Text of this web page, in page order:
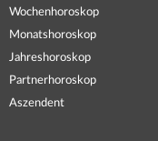
Wochenhoroskop
Monatshoroskop
Jahreshoroskop
Partnerhoroskop
Aszendent